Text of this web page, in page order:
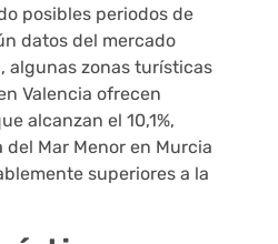
posibles periodos de
datos del mercado
algunas zonas turísticas
Valencia ofrecen
alcanzan el 10,1%,
Mar Menor en Murcia
superiores a la